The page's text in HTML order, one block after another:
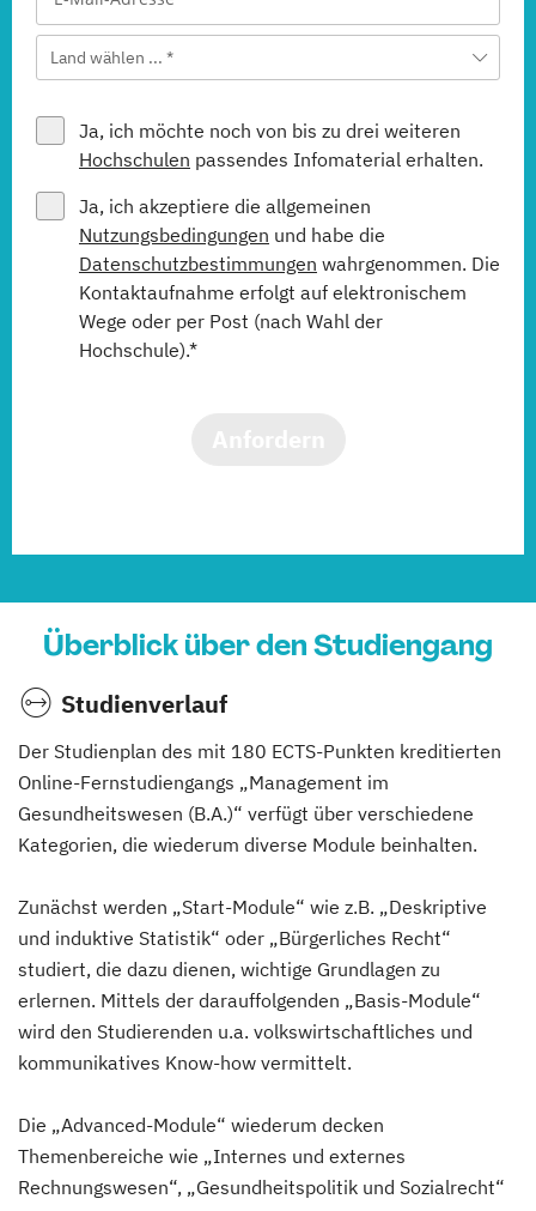
Land wählen ... *
Ja, ich möchte noch von bis zu drei weiteren
Hochschulen passendes Infomaterial erhalten.
Ja, ich akzeptiere die allgemeinen
Nutzungsbedingungen und habe die
Datenschutzbestimmungen wahrgenommen. Die
Kontaktaufnahme erfolgt auf elektronischem
Wege oder per Post (nach Wahl der
Hochschule).*
Überblick über den Studiengang
Studienverlauf
Der Studienplan des mit 180 ECTS-Punkten kreditierten
Online-Fernstudiengangs „Management im
Gesundheitswesen (B.A.)“ verfügt über verschiedene
Kategorien, die wiederum diverse Module beinhalten.
Zunächst werden „Start-Module“ wie z.B. „Deskriptive
und induktive Statistik“ oder „Bürgerliches Recht“
studiert, die dazu dienen, wichtige Grundlagen zu
erlernen. Mittels der darauffolgenden „Basis-Module“
wird den Studierenden u.a. volkswirtschaftliches und
kommunikatives Know-how vermittelt.
Die „Advanced-Module“ wiederum decken
Themenbereiche wie „Internes und externes
Rechnungswesen“, „Gesundheitspolitik und Sozialrecht“